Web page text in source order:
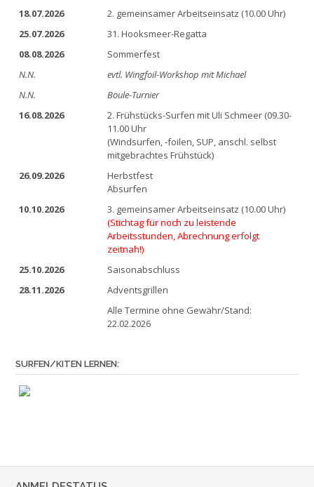
18.07.2026
2. gemeinsamer Arbeitseinsatz (10.00 Uhr)
25.07.2026
31. Hooksmeer-Regatta
08.08.2026
Sommerfest
N.N.
evtl. Wingfoil-Workshop mit Michael
N.N.
Boule-Turnier
16.08.2026
2. Frühstücks-Surfen mit Uli Schmeer (09.30-
11.00 Uhr
(Windsurfen, -foilen, SUP, anschl. selbst
mitgebrachtes Frühstück)
26.09.2026
Herbstfest
Absurfen
10.10.2026
3. gemeinsamer Arbeitseinsatz (10.00 Uhr)
(Stichtag für noch zu leistende
Arbeitsstunden, Abrechnung erfolgt
zeitnah!)
25.10.2026
Saisonabschluss
28.11.2026
Adventsgrillen
Alle Termine ohne Gewähr/Stand:
22.02.2026
SURFEN/KITEN LERNEN: